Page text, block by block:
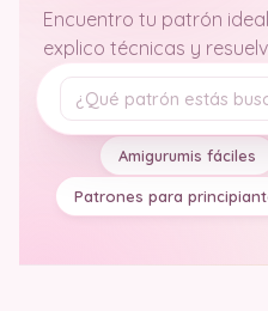
Encuentro tu patrón
explico técnicas y
Tu pregunta
Amigurumis fáciles
Patrones para